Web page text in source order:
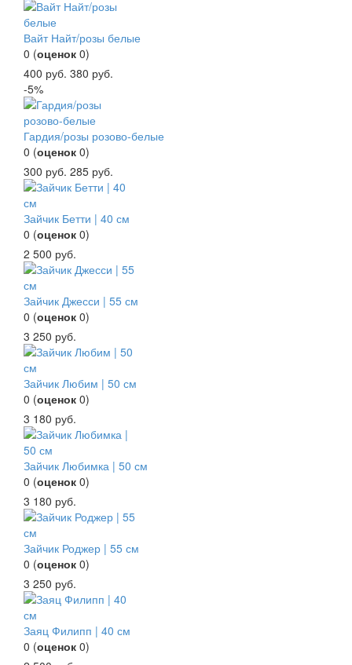
Вайт Найт/розы белые
0 (оценок 0)
400 руб. 380 руб.
-5%
Гардия/розы розово-белые
0 (оценок 0)
300 руб. 285 руб.
Зайчик Бетти | 40 см
0 (оценок 0)
2 500 руб.
Зайчик Джесси | 55 см
0 (оценок 0)
3 250 руб.
Зайчик Любим | 50 см
0 (оценок 0)
3 180 руб.
Зайчик Любимка | 50 см
0 (оценок 0)
3 180 руб.
Зайчик Роджер | 55 см
0 (оценок 0)
3 250 руб.
Заяц Филипп | 40 см
0 (оценок 0)